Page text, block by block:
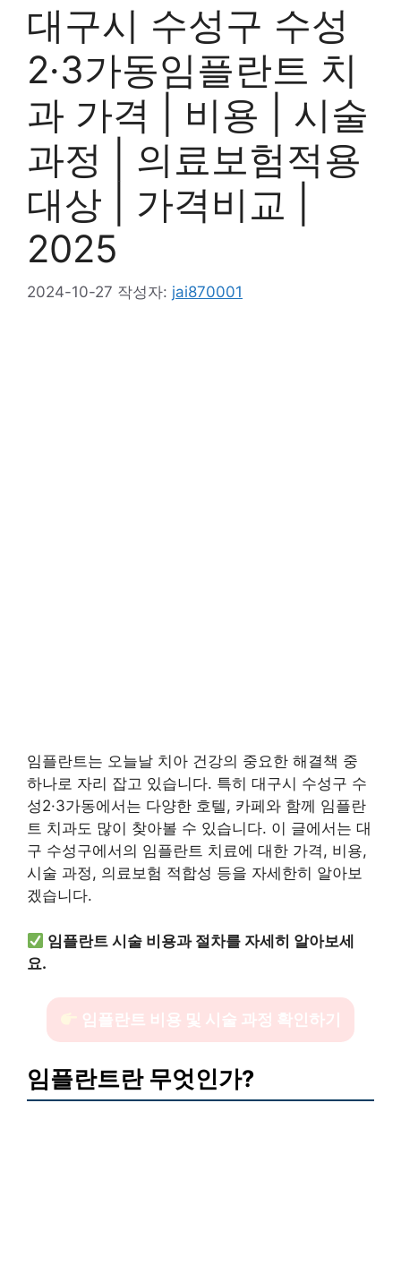
대구시 수성구 수성
2·3가동임플란트 치
과 가격 | 비용 | 시술
과정 | 의료보험적용
대상 | 가격비교 |
2025
2024-10-27 작성자: jai870001
임플란트는 오늘날 치아 건강의 중요한 해결책 중
하나로 자리 잡고 있습니다. 특히 대구시 수성구 수
성2·3가동에서는 다양한 호텔, 카페와 함께 임플란
트 치과도 많이 찾아볼 수 있습니다. 이 글에서는 대
구 수성구에서의 임플란트 치료에 대한 가격, 비용,
시술 과정, 의료보험 적합성 등을 자세한히 알아보
겠습니다.
임플란트 시술 비용과 절차를 자세히 알아보세
요.
임플란트 비용 및 시술 과정 확인하기
임플란트란 무엇인가?